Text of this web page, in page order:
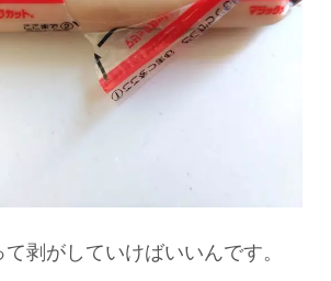
剥がしていけばいいんです。